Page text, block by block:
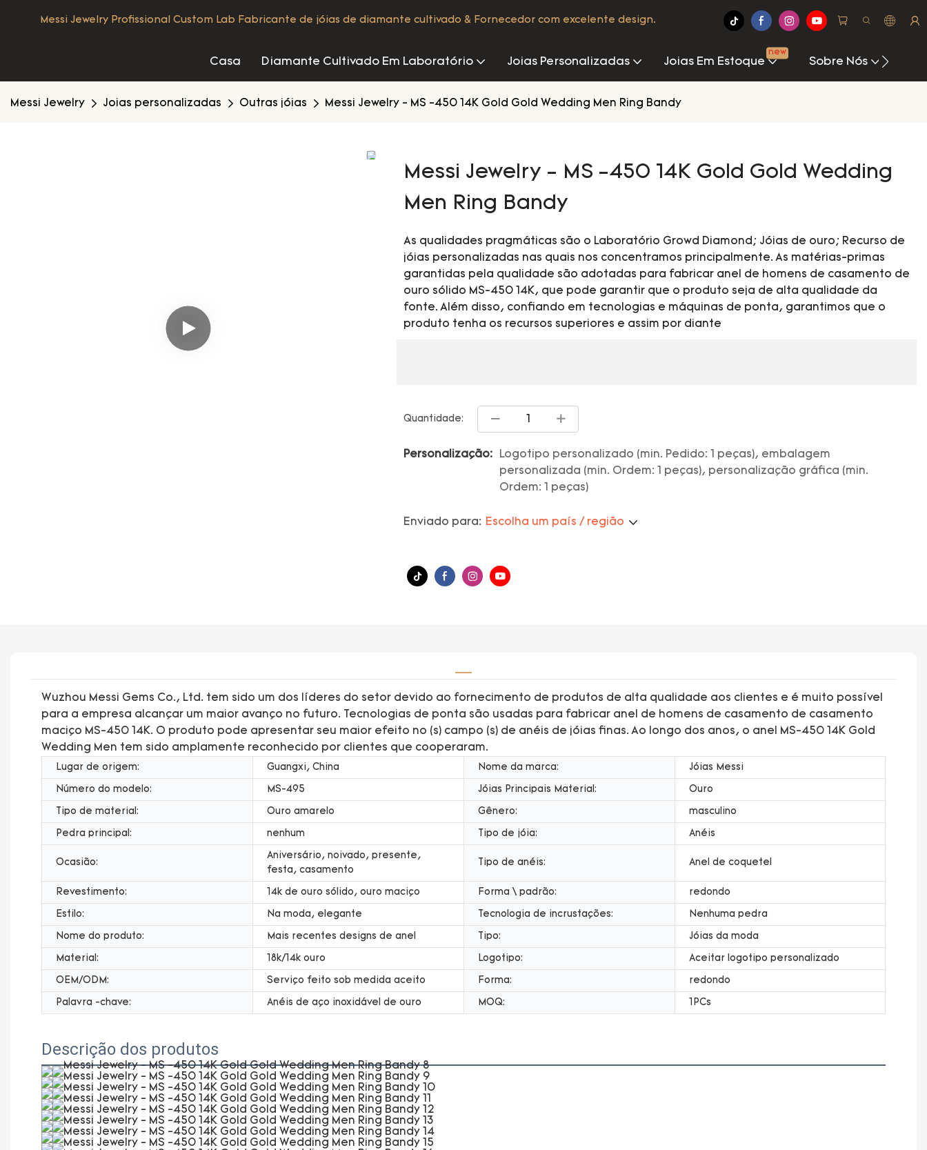
Messi Jewelry Profissional Custom Lab Fabricante de jóias de diamante cultivado & Fornecedor com excelente design.
Casa Diamante Cultivado Em Laboratório Joias Personalizadas Joias Em Estoque
new
Sobre Nós
Messi Jewelry Joias personalizadas Outras jóias Messi Jewelry - MS -450 14K Gold Gold Wedding Men Ring Bandy
Messi Jewelry - MS -450 14K Gold Gold Wedding
Men Ring Bandy
As qualidades pragmáticas são o Laboratório Growd Diamond; Jóias de ouro; Recurso de
jóias personalizadas nas quais nos concentramos principalmente. As matérias-primas
garantidas pela qualidade são adotadas para fabricar anel de homens de casamento de
ouro sólido MS-450 14K, que pode garantir que o produto seja de alta qualidade da
fonte. Além disso, confiando em tecnologias e máquinas de ponta, garantimos que o
produto tenha os recursos superiores e assim por diante
Quantidade:
Personalização:
Logotipo personalizado (min. Pedido: 1 peças), embalagem
personalizada (min. Ordem: 1 peças), personalização gráfica (min.
Ordem: 1 peças)
Enviado para: Escolha um país / região
Wuzhou Messi Gems Co., Ltd. tem sido um dos líderes do setor devido ao fornecimento de produtos de alta qualidade aos clientes e é muito possível
para a empresa alcançar um maior avanço no futuro. Tecnologias de ponta são usadas para fabricar anel de homens de casamento de casamento
maciço MS-450 14K. O produto pode apresentar seu maior efeito no (s) campo (s) de anéis de jóias finas. Ao longo dos anos, o anel MS-450 14K Gold
Wedding Men tem sido amplamente reconhecido por clientes que cooperaram.
Lugar de origem: Guangxi, China Nome da marca: Jóias Messi
Número do modelo: MS-495 Jóias Principais Material: Ouro
Tipo de material: Ouro amarelo Gênero: masculino
Pedra principal: nenhum Tipo de jóia: Anéis
Ocasião:
Aniversário, noivado, presente,
festa, casamento
Tipo de anéis: Anel de coquetel
Revestimento: 14k de ouro sólido, ouro maciço Forma \ padrão: redondo
Estilo: Na moda, elegante Tecnologia de incrustações: Nenhuma pedra
Nome do produto: Mais recentes designs de anel Tipo: Jóias da moda
Material: 18k/14k ouro Logotipo: Aceitar logotipo personalizado
OEM/ODM: Serviço feito sob medida aceito Forma: redondo
Palavra -chave: Anéis de aço inoxidável de ouro MOQ: 1PCs
Descrição dos produtos